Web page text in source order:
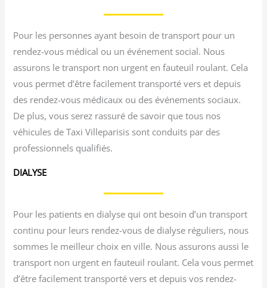
Pour les personnes ayant besoin de transport pour un
rendez-vous médical ou un événement social. Nous
assurons le transport non urgent en fauteuil roulant. Cela
vous permet d’être facilement transporté vers et depuis
des rendez-vous médicaux ou des événements sociaux.
De plus, vous serez rassuré de savoir que tous nos
véhicules de Taxi Villeparisis sont conduits par des
professionnels qualifiés.
DIALYSE
Pour les patients en dialyse qui ont besoin d’un transport
continu pour leurs rendez-vous de dialyse réguliers, nous
sommes le meilleur choix en ville. Nous assurons aussi le
transport non urgent en fauteuil roulant. Cela vous permet
d’être facilement transporté vers et depuis vos rendez-